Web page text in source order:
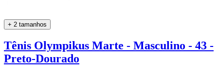
+ 2 tamanhos
Tênis Olympikus Marte - Masculino - 43 -
Preto-Dourado